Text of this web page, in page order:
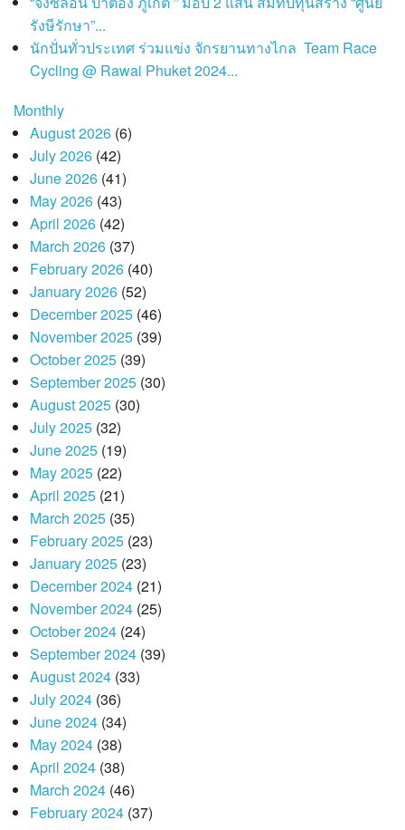
รังษีรักษา”...
นักปั่นทั่วประเทศ ร่วมแข่ง จักรยานทางไกล Team Race
Cycling @ Rawai Phuket 2024...
Monthly
August 2026(6)
July 2026(42)
June 2026(41)
May 2026(43)
April 2026(42)
March 2026(37)
February 2026(40)
January 2026(52)
December 2025(46)
November 2025(39)
October 2025(39)
September 2025(30)
August 2025(30)
July 2025(32)
June 2025(19)
May 2025(22)
April 2025(21)
March 2025(35)
February 2025(23)
January 2025(23)
December 2024(21)
November 2024(25)
October 2024(24)
September 2024(39)
August 2024(33)
July 2024(36)
June 2024(34)
May 2024(38)
April 2024(38)
March 2024(46)
February 2024(37)